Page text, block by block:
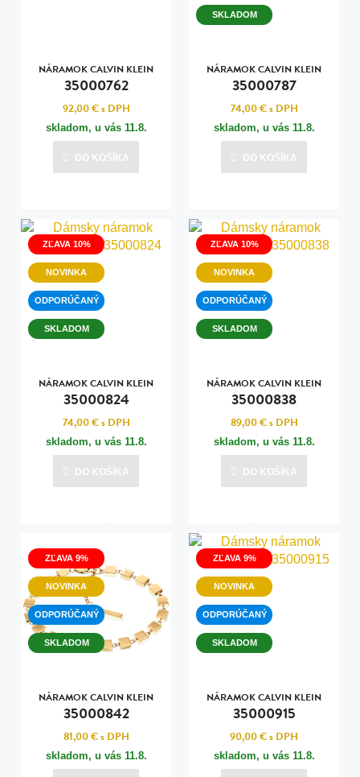
NÁRAMOK CALVIN KLEIN
35000762
92,00 €s DPH
skladom, u vás 11.8.
DO KOŠÍKA
SKLADOM
NÁRAMOK CALVIN KLEIN
35000787
74,00 €s DPH
skladom, u vás 11.8.
DO KOŠÍKA
ZĽAVA 10%
NOVINKA
ODPORÚČANÝ
SKLADOM
NÁRAMOK CALVIN KLEIN
35000824
74,00 €s DPH
skladom, u vás 11.8.
DO KOŠÍKA
ZĽAVA 10%
NOVINKA
ODPORÚČANÝ
SKLADOM
NÁRAMOK CALVIN KLEIN
35000838
89,00 €s DPH
skladom, u vás 11.8.
DO KOŠÍKA
ZĽAVA 9%
NOVINKA
ODPORÚČANÝ
SKLADOM
NÁRAMOK CALVIN KLEIN
35000842
81,00 €s DPH
skladom, u vás 11.8.
ZĽAVA 9%
NOVINKA
ODPORÚČANÝ
SKLADOM
NÁRAMOK CALVIN KLEIN
35000915
90,00 €s DPH
skladom, u vás 11.8.